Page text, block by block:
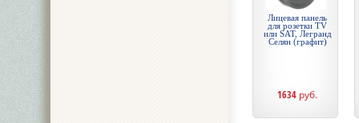
Лицевая панель
для розетки TV
или SAT, Легранд
Селян (графит)
1634 руб.